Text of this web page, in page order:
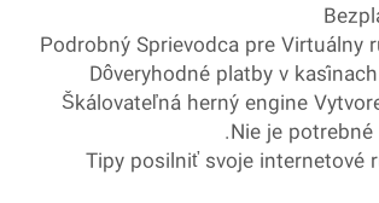
Podrobný Sprievodca pre Virtuálny
Dôveryhodné platby v
Škálovateľná herný engine
Nie je
Tipy posilniť svoje internetové